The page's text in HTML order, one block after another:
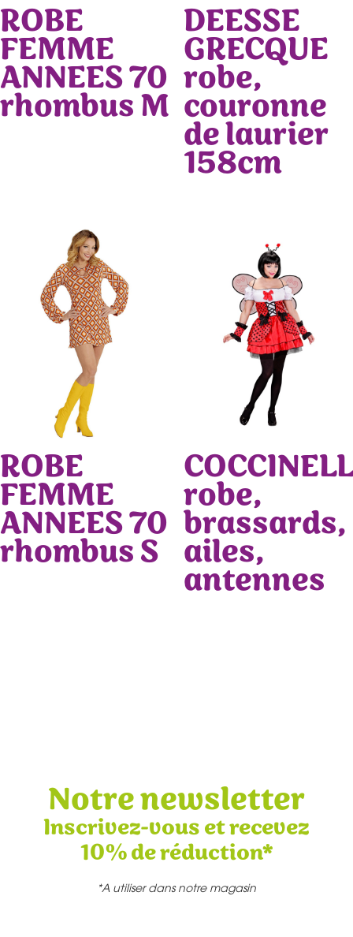
ROBE
FEMME
ANNEES 70
rhombus M
DEESSE
GRECQUE
robe,
couronne
de laurier
158cm
ROBE
FEMME
ANNEES 70
rhombus S
robe,
brassards,
ailes,
antennes
Notre newsletter
Inscrivez-vous et recevez
10% de réduction*
*A utiliser dans notre magasin